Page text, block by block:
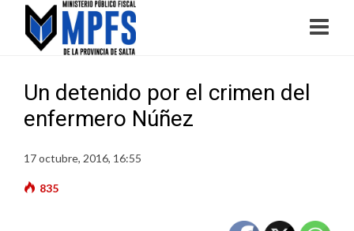
Un detenido por el crimen del
enfermero Núñez
17 octubre, 2016, 16:55
835